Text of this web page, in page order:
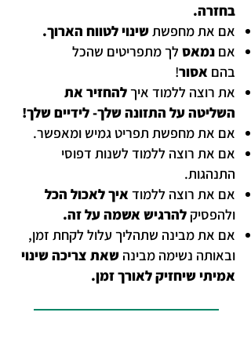
בחזרה.
אם את מחפשתשינוי לטווח הארוך.
אם נמאס לך מתפריטים שהכל
בהם אסור!
את רוצה ללמוד איךלהחזיר את
השליטה על התזונה שלך- לידיים שלך!
אם את מחפשת תפריט גמיש ומאפשר.
אם את רוצה ללמוד לשנות דפוסי
התנהגות.
אם את רוצה ללמוד איך לאכול הכל
ולהפסיק להרגיש אשמה על זה.
אם את מבינה שתהליך עלול לקחת זמן,
ובאותה נשימה מבינה שאת צריכה שינוי
אמיתי שיחזיק לאורך זמן.